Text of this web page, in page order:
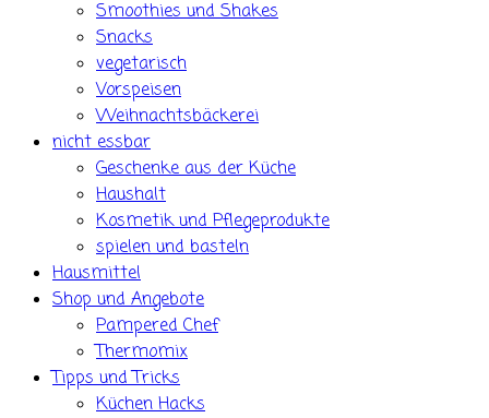
Smoothies und Shakes
Snacks
vegetarisch
Vorspeisen
Weihnachtsbäckerei
nicht essbar
Geschenke aus der Küche
Haushalt
Kosmetik und Pflegeprodukte
spielen und basteln
Hausmittel
Shop und Angebote
Pampered Chef
Thermomix
Tipps und Tricks
Küchen Hacks